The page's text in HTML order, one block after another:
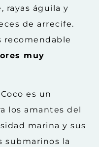
rayas águila y
de arrecife.
recomendable
muy
es un
los amantes del
marina y sus
submarinos la